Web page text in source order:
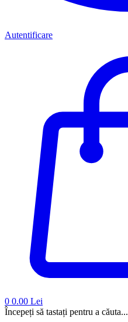
Autentificare
0 0.00 Lei
Începeți să tastați pentru a căuta...